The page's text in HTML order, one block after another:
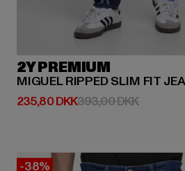
2Y PREMIUM
MIGUEL RIPPED SLIM FIT
235,80 DKK
Nuværende pris: 235,80 DKK
393,00 DKK
-38%